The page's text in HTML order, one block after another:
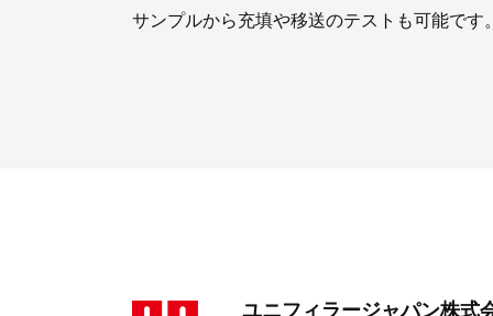
サンプルから充填や移送のテストも可能です
ユニフィラージャパン株式